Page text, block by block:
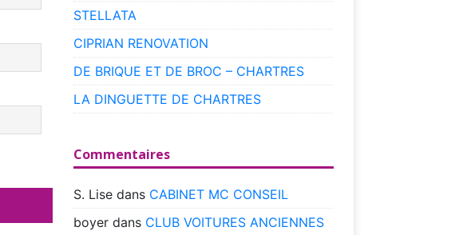
STELLATA
CIPRIAN RENOVATION
DE BRIQUE ET DE BROC – CHARTRES
LA DINGUETTE DE CHARTRES
Commentaires
S. Lisedans CABINET MC CONSEIL
boyerdans CLUB VOITURES ANCIENNES